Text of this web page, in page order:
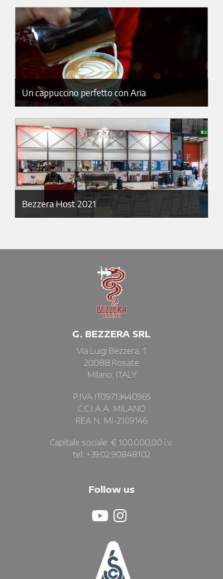
Un cappuccino perfetto con Aria
Bezzera Host 2021
G. BEZZERA SRL
Via Luigi Bezzera, 1
20088 Rosate
Milano, ITALY
P.IVA IT09713440965
C.C.I.A.A. MILANO
REA N. MI-2109146
Capitale sociale: € 100.000,00 i.v.
tel: +39.02.90848102
Follow us